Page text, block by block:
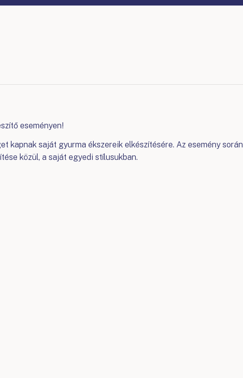
eseményen!
kapnak saját gyurma ékszereik elkészítésére. Az esemény során
közül, a saját egyedi stílusukban.